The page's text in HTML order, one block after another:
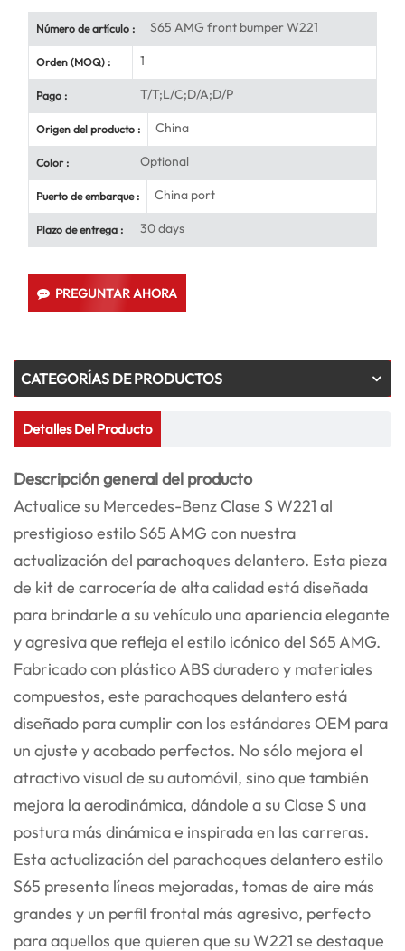
Número de artículo : S65 AMG front bumper W221
Orden (MOQ) : 1
Pago : T/T;L/C;D/A;D/P
Origen del producto : China
Color : Optional
Puerto de embarque : China port
Plazo de entrega : 30 days
PREGUNTAR AHORA
CATEGORÍAS DE PRODUCTOS
Detalles Del Producto
Descripción general del producto
Actualice su Mercedes-Benz Clase S W221 al
prestigioso estilo S65 AMG con nuestra
actualización del parachoques delantero. Esta pieza
de kit de carrocería de alta calidad está diseñada
para brindarle a su vehículo una apariencia elegante
y agresiva que refleja el estilo icónico del S65 AMG.
Fabricado con plástico ABS duradero y materiales
compuestos, este parachoques delantero está
diseñado para cumplir con los estándares OEM para
un ajuste y acabado perfectos. No sólo mejora el
atractivo visual de su automóvil, sino que también
mejora la aerodinámica, dándole a su Clase S una
postura más dinámica e inspirada en las carreras.
Esta actualización del parachoques delantero estilo
S65 presenta líneas mejoradas, tomas de aire más
grandes y un perfil frontal más agresivo, perfecto
para aquellos que quieren que su W221 se destaque